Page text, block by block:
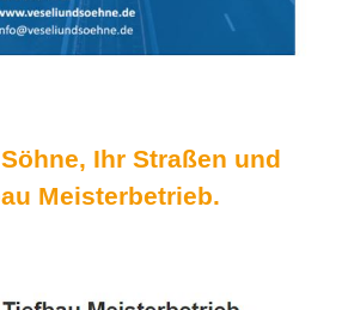
Ihr Straßen und
Meisterbetrieb.